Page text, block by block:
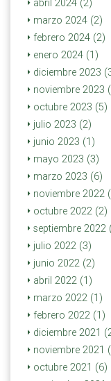
marzo 2024 (2)
febrero 2024 (2)
enero 2024 (1)
diciembre 2023
noviembre 2023
octubre 2023 (5)
julio 2023 (2)
junio 2023 (1)
mayo 2023 (3)
marzo 2023 (6)
noviembre 2022
octubre 2022 (2)
septiembre 2022
julio 2022 (3)
junio 2022 (2)
abril 2022 (1)
marzo 2022 (1)
febrero 2022 (1)
diciembre 2021
noviembre 2021
octubre 2021 (6)